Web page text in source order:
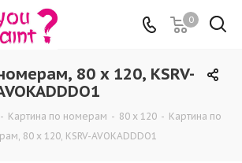
0
80 x 120, KSRV-
- Картина по номерам - 80 x 120 - Картина по
80 x 120, KSRV-AVOKADDDO1